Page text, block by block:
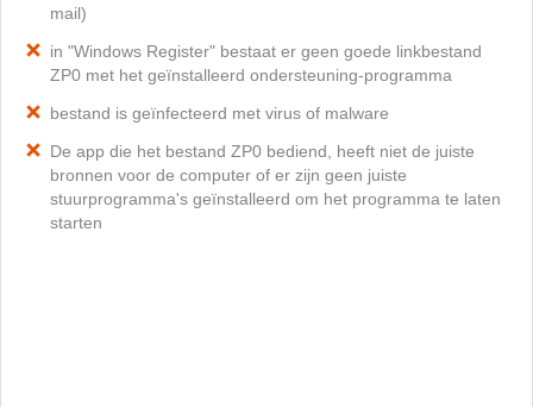
mail)
in "Windows Register" bestaat er geen goede linkbestand
ZP0 met het geïnstalleerd ondersteuning-programma
bestand is geïnfecteerd met virus of malware
De app die het bestand ZP0 bediend, heeft niet de juiste
bronnen voor de computer of er zijn geen juiste
stuurprogramma's geïnstalleerd om het programma te laten
starten